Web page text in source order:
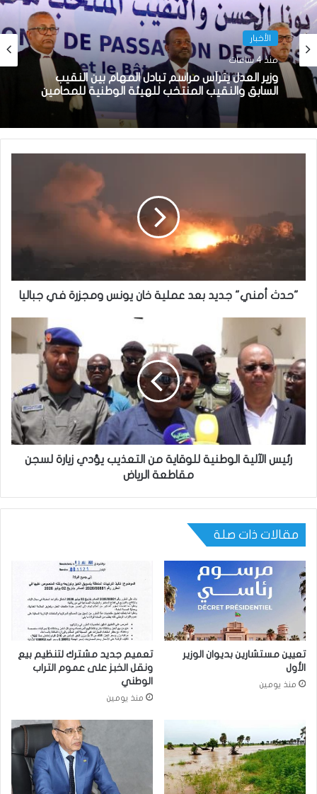
الأخبار
وزير العدل يترأس مراسم تبادل المهام بين النقيب
السابق والنقيب المنتخب للهيئة الوطنية للمحامين
الأخبار
منذ 6 ساعات
تعيين محمد محمود ولد داهي رئيسا للجنة
"حدث أمني" جديد بعد عملية خان يونس ومجزرة في جباليا
رئيس الآلية الوطنية للوقاية من التعذيب يؤدي زيارة لسجن
مقاطعة الرياض
مقالات ذات صلة
تعيين مستشارين بديوان الوزير
الأول
منذ يومين
تعميم جديد مشترك لتنظيم بيع
ونقل الخبز على عموم التراب
الوطني
منذ يومين